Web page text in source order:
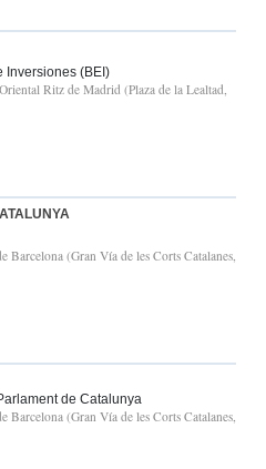
Inversiones (BEI)
Ritz de Madrid (Plaza de la Lealtad,
Barcelona (Gran Vía de les Corts Catalanes,
de Catalunya
Barcelona (Gran Vía de les Corts Catalanes,